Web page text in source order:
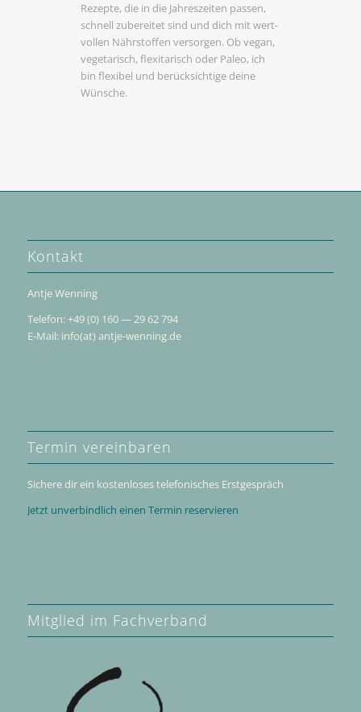
Rezepte, die in die Jahres­zeiten passen,
schnell zube­reitet sind und dich mit wert­
vollen Nähr­stoffen versorgen. Ob vegan,
vege­ta­risch, flexi­ta­risch oder Paleo, ich
bin flexibel und berück­sich­tige deine
Wünsche.
Kontakt
Antje Wenning
Telefon: +49 (0) 160 — 29 62 794
E‑Mail: info(at) antje-wenning.de
Termin verein­baren
Sichere dir ein kosten­loses tele­fo­ni­sches Erstgespräch
Jetzt unver­bind­lich einen Termin reservieren
Mitglied im Fachverband